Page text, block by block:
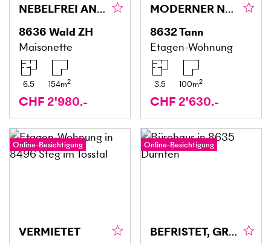
NEBELFREI AN ZENTRALER LAGE
8636 Wald ZH
Maisonette
6.5 154m2
CHF 2'980.-
MODERNER NEUBAU AN ZENTRALER LAGE
8632Tann
Etagen-Wohnung
3.5 100m2
CHF 2'630.-
Online-Besichtigung
VERMIETET
Online-Besichtigung
BEFRISTET, GROSSZÜGIG UND SONNENVERWÖHNT